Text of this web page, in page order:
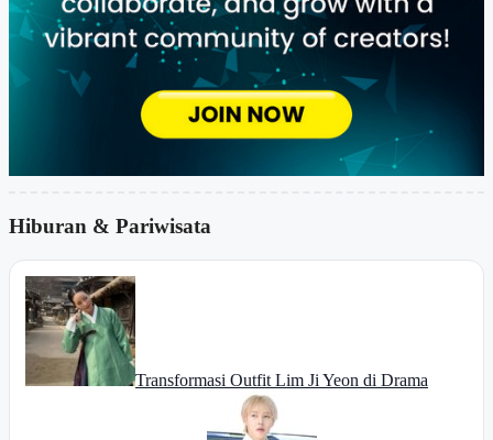
Hiburan & Pariwisata
Transformasi Outfit Lim Ji Yeon di Drama